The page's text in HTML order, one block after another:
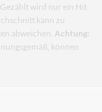
Gezählt wird nur ein Hit
kann zu
abweichen. Achtung:
können